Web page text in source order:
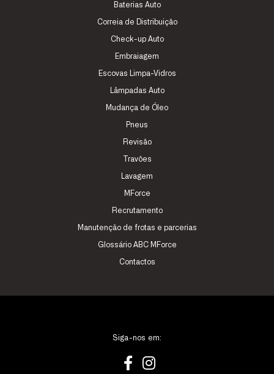
Baterias Auto
Correia de Distribuição
Check-up Auto
Embraiagem
Escovas Limpa-Vidros
Lâmpadas Auto
Mudança de Óleo
Pneus
Revisão
Travões
Lavagem
MForce
Recrutamento
Manutenção de frotas e parcerias
Glossário ABC MForce
Contactos
Siga-nos em: